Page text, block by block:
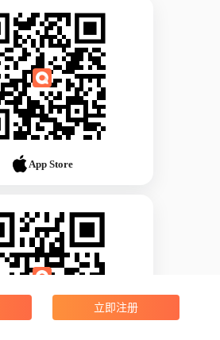
App Store
立即注册